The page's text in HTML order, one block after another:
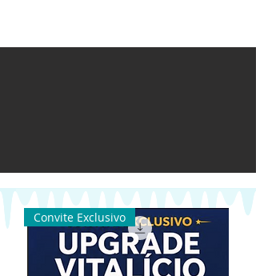
Convite Exclusivo